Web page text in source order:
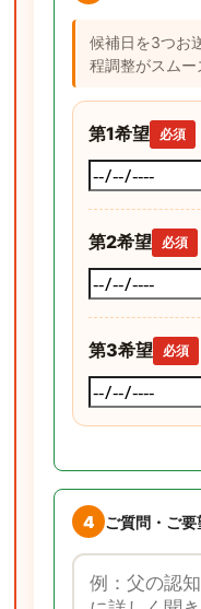
候補日を3つお
程調整がスムー
第1希望 必須
第2希望 必須
第3希望 必須
4 ご質問・ご要
ご質問・ご要望